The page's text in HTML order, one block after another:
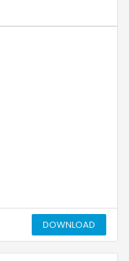
DOWNLOAD